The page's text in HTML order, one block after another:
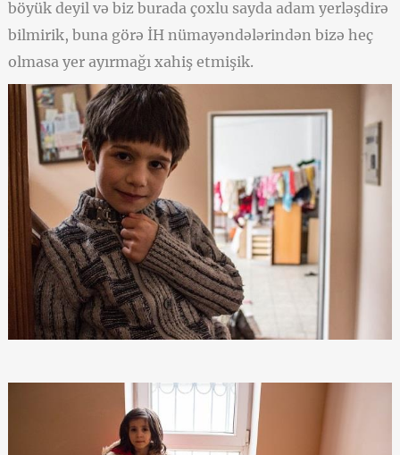
böyük deyil və biz burada çoxlu sayda adam yerləşdirə
bilmirik, buna görə İH nümayəndələrindən bizə heç
olmasa yer ayırmağı xahiş etmişik.